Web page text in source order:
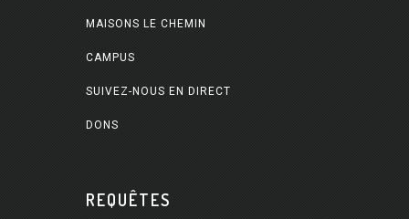
MAISONS LE CHEMIN
CAMPUS
SUIVEZ-NOUS EN DIRECT
DONS
REQUÊTES